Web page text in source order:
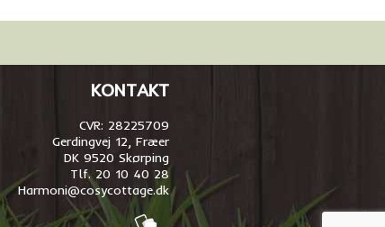
KONTAKT
CVR: 28225709
Gerdingvej 12, Fræer
DK 9520 Skørping
Tlf. 20 10 40 28
Harmoni@cosycottage.dk